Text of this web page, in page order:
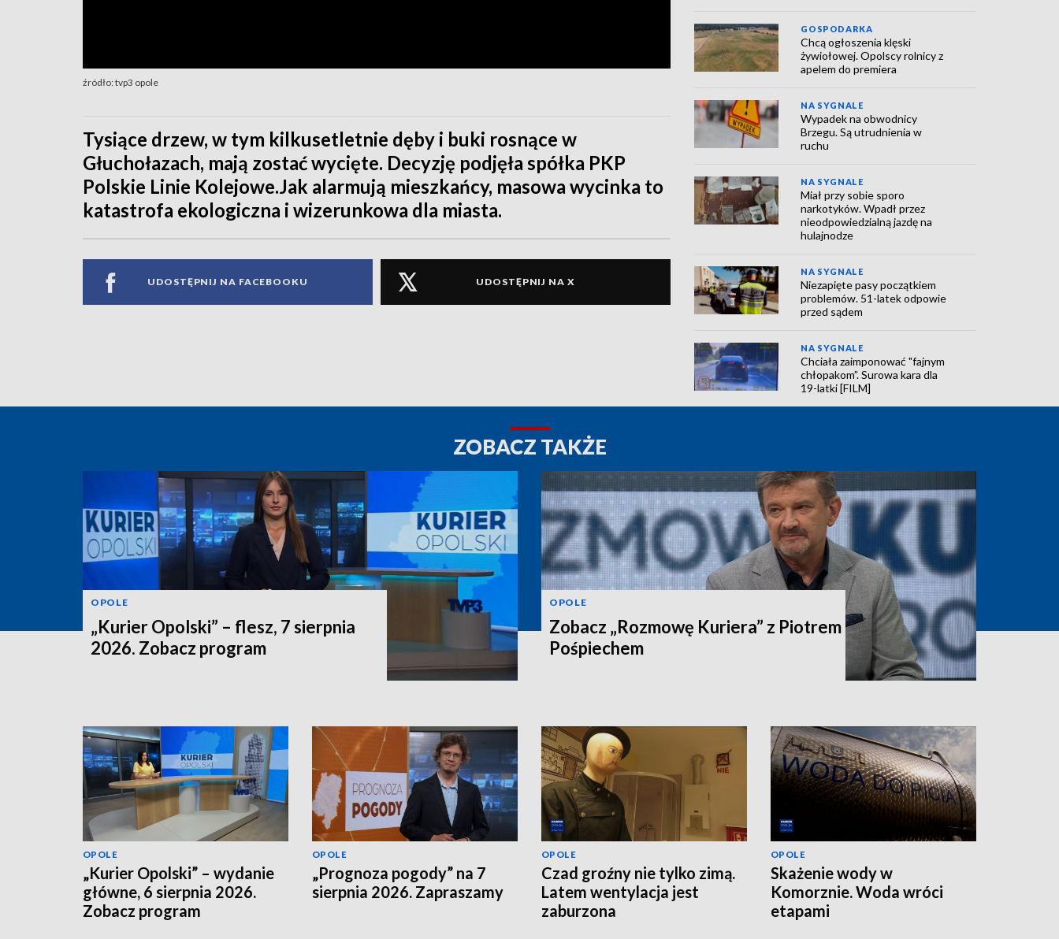
źródło: tvp3 opole
Tysiące drzew, w tym kilkusetletnie dęby i buki rosnące w
Głuchołazach, mają zostać wycięte. Decyzję podjęła spółka PKP
Polskie Linie Kolejowe.Jak alarmują mieszkańcy, masowa wycinka to
katastrofa ekologiczna i wizerunkowa dla miasta.
UDOSTĘPNIJ NA FACEBOOKU UDOSTĘPNIJ NA X
GOSPODARKA
Chcą ogłoszenia klęski
żywiołowej. Opolscy rolnicy z
apelem do premiera
NA SYGNALE
Wypadek na obwodnicy
Brzegu. Są utrudnienia w
ruchu
NA SYGNALE
Miał przy sobie sporo
narkotyków. Wpadł przez
nieodpowiedzialną jazdę na
hulajnodze
NA SYGNALE
Niezapięte pasy początkiem
problemów. 51-latek odpowie
przed sądem
NA SYGNALE
Chciała zaimponować "fajnym
chłopakom”. Surowa kara dla
19-latki [FILM]
ZOBACZ TAKŻE
OPOLE
„Kurier Opolski” – flesz, 7 sierpnia
2026. Zobacz program
OPOLE
Zobacz „Rozmowę Kuriera” z Piotrem
Pośpiechem
OPOLE
„Kurier Opolski” – wydanie
główne, 6 sierpnia 2026.
Zobacz program
OPOLE
„Prognoza pogody” na 7
sierpnia 2026. Zapraszamy
OPOLE
Czad groźny nie tylko zimą.
Latem wentylacja jest
zaburzona
OPOLE
Skażenie wody w
Komorznie. Woda wróci
etapami